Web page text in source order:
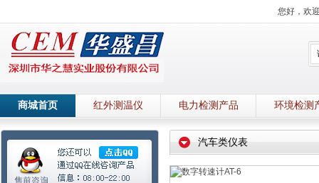
您好，欢
商城首页 红外测温仪 电力检测产品 环境检测
汽车类仪表